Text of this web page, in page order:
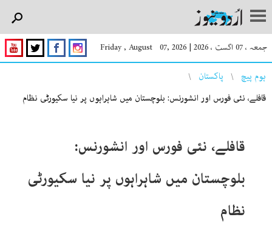
جمعہ ، 07 اگست ، 2026 |
Friday , August 07, 2026
You are here
ہوم پیچ
پاکستان
قافلے، نئی فورس اور انشورنس: بلوچستان میں شاہراہوں پر نیا سکیورٹی نظام
قافلے، نئی فورس اور انشورنس:
بلوچستان میں شاہراہوں پر نیا سکیورٹی
نظام